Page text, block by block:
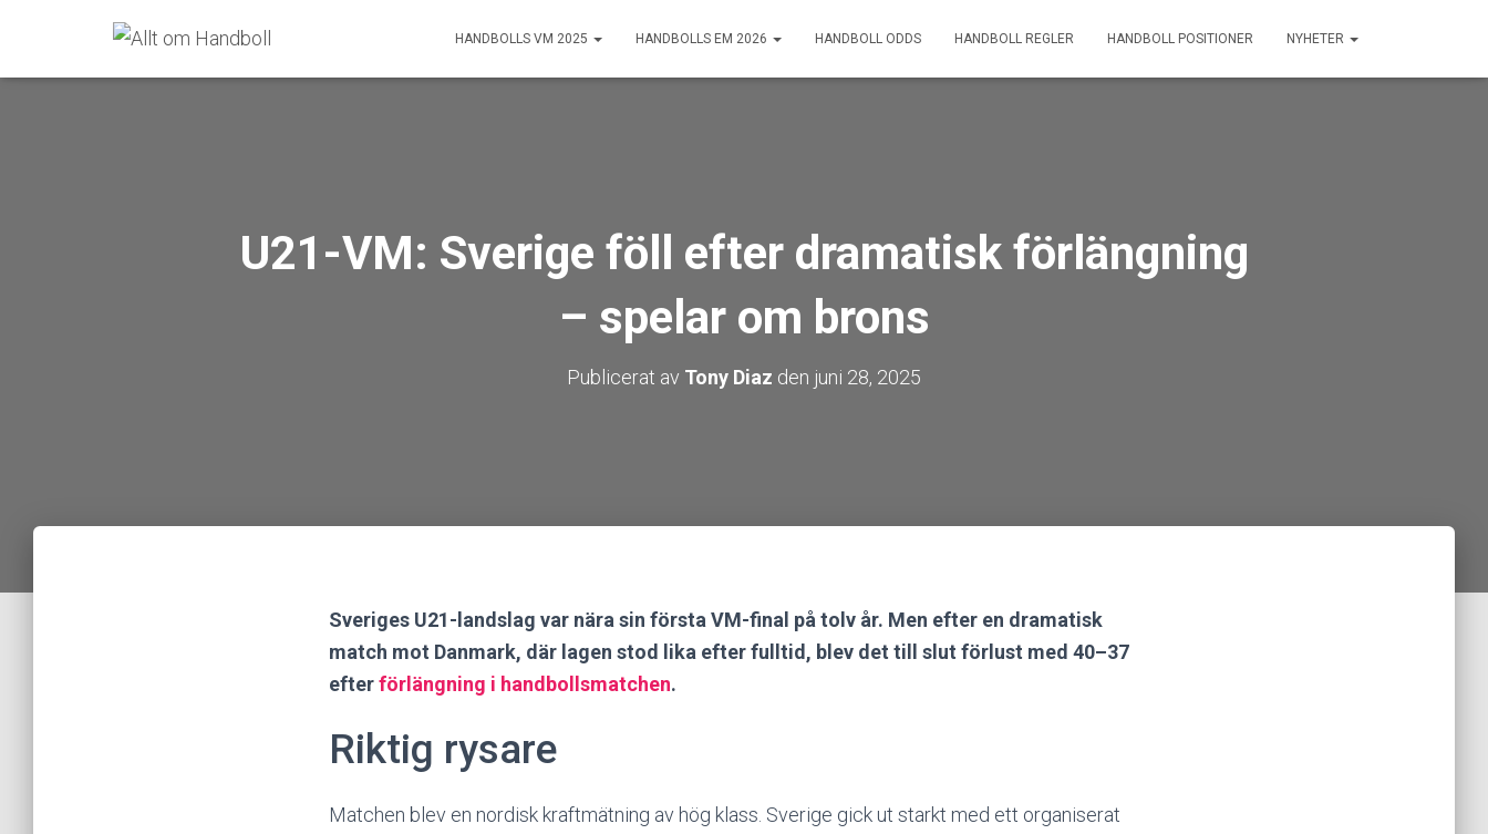
HANDBOLLS VM 2025 HANDBOLLS EM 2026 HANDBOLL ODDS HANDBOLL REGLER HANDBOLL POSITIONER NYHETER
U21-VM: Sverige föll efter dramatisk förlängning
– spelar om brons
Publicerat av Tony Diaz den juni 28, 2025
Sveriges U21-landslag var nära sin första VM-final på tolv år. Men efter en dramatisk
match mot Danmark, där lagen stod lika efter fulltid, blev det till slut förlust med 40–37
efterförlängning i handbollsmatchen.
Riktig rysare
Matchen blev en nordisk kraftmätning av hög klass. Sverige gick ut starkt med ett organiserat